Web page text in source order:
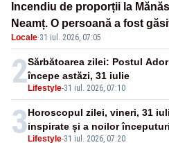
Incendiu de proporții la
Neamț. O persoană a fost
VIDEO
Locale·31 iul. 2026, 07:05
2 Lifestyle-31 iul. 2026, 07:10
Sărbătoarea zilei: Postul
începe astăzi, 31 iulie
3 Lifestyle-31 iul. 2026, 07:20
Horoscopul zilei, vineri, 31
inspirate și a noilor